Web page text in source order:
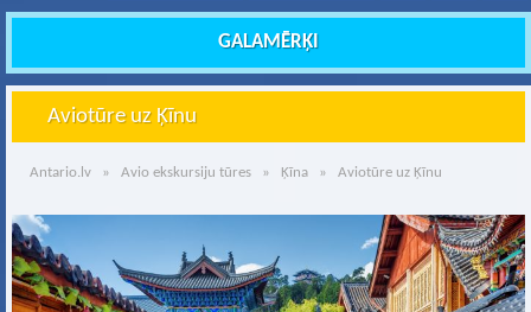
GALAMĒRĶI
Aviotūre uz Ķīnu
Antario.lv » Avio ekskursiju tūres » Ķīna » Aviotūre uz Ķīnu